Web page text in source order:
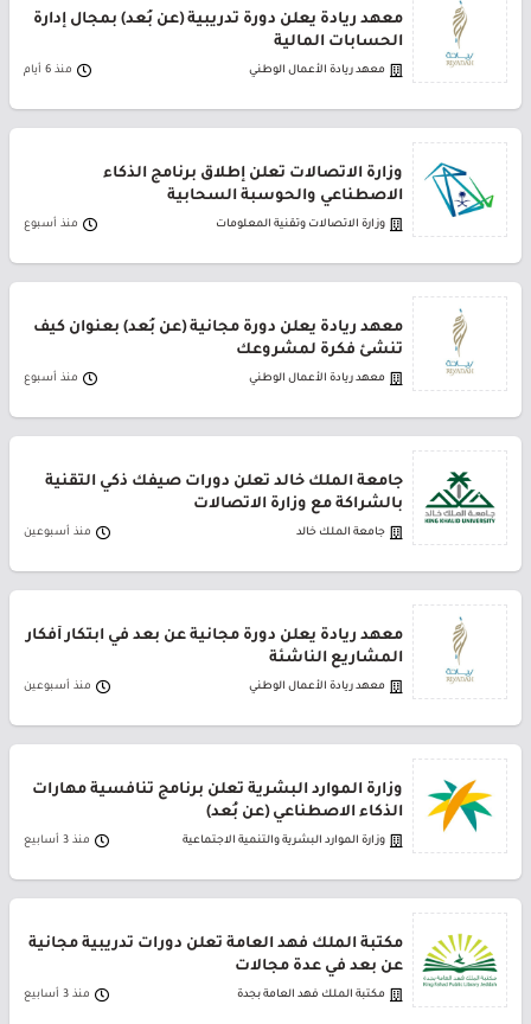
معهد ريادة يعلن دورة تدريبية (عن بُعد) بمجال إدارة
الحسابات المالية
معهد ريادة الأعمال الوطني منذ 6 أيام
وزارة الاتصالات تعلن إطلاق برنامج الذكاء
الاصطناعي والحوسبة السحابية
وزارة الاتصالات وتقنية المعلومات منذ أسبوع
معهد ريادة يعلن دورة مجانية (عن بُعد) بعنوان كيف
تنشئ فكرة لمشروعك
معهد ريادة الأعمال الوطني منذ أسبوع
جامعة الملك خالد تعلن دورات صيفك ذكي التقنية
بالشراكة مع وزارة الاتصالات
جامعة الملك خالد منذ أسبوعين
معهد ريادة يعلن دورة مجانية عن بعد في ابتكار أفكار
المشاريع الناشئة
معهد ريادة الأعمال الوطني منذ أسبوعين
وزارة الموارد البشرية تعلن برنامج تنافسية مهارات
الذكاء الاصطناعي (عن بُعد)
وزارة الموارد البشرية والتنمية الاجتماعية منذ 3 أسابيع
مكتبة الملك فهد العامة تعلن دورات تدريبية مجانية
عن بعد في عدة مجالات
مكتبة الملك فهد العامة بجدة منذ 3 أسابيع